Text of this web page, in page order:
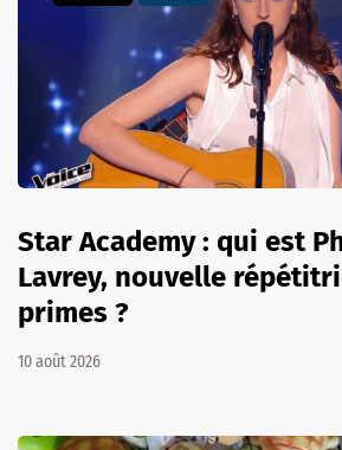
Star Academy : qui est
Lavrey, nouvelle
primes ?
10 août 2026